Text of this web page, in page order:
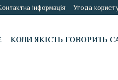
інформація Угода
– КОЛИ ЯКІСТЬ ГОВОРИТЬ